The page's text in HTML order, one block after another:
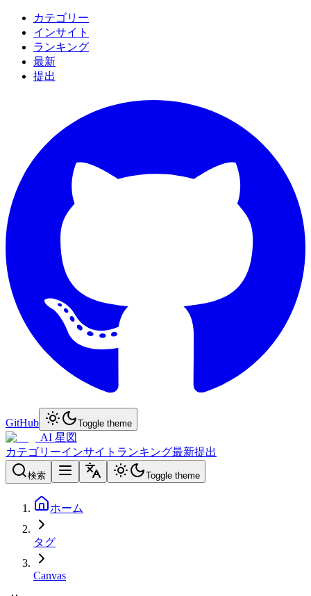
カテゴリー
インサイト
ランキング
最新
提出
GitHub Toggle theme
AI 星図
カテゴリーインサイト ランキング最新提出
検索 Toggle theme
ホーム
タグ
Canvas